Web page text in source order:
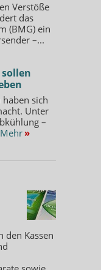
Verstöße
das
(BMG) ein
–...
sich
Unter
–
Mehr »
den Kassen